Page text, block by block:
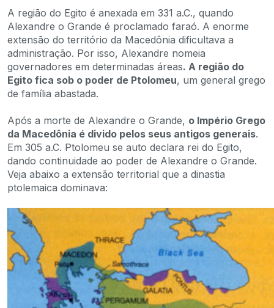
A região do Egito é anexada em 331 a.C., quando
Alexandre o Grande é proclamado faraó. A enorme
extensão do território da Macedônia dificultava a
administração. Por isso, Alexandre nomeia
governadores em determinadas áreas. A região do
Egito fica sob o poder de Ptolomeu, um general grego
de família abastada.
Após a morte de Alexandre o Grande, o Império Grego
da Macedônia é divido pelos seus antigos generais.
Em 305 a.C. Ptolomeu se auto declara rei do Egito,
dando continuidade ao poder de Alexandre o Grande.
Veja abaixo a extensão territorial que a dinastia
ptolemaica dominava: